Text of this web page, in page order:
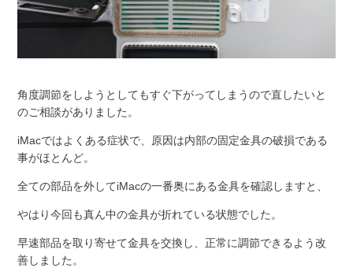
角度調節をしようとしてもすぐ下がってしまうので直したいと
のご相談がありました。
iMacではよくある症状で、原因は内部の固定金具の破損である
事がほとんど。
全ての部品を外してiMacの一番奥にある金具を確認しますと、
やはり今回も真ん中の金具が折れている状態でした。
早速部品を取り寄せて金具を交換し、正常に調節できるよう改
善しました。